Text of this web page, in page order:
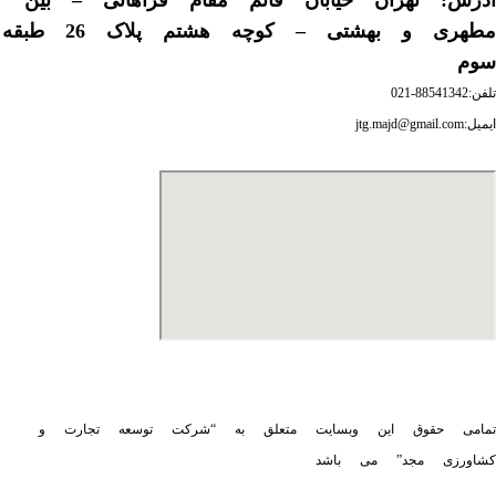
مطهری و بهشتی – کوچه هشتم پلاک 26 طبقه
سوم
تلفن:88541342-021
ایمیل:jtg.majd@gmail.com
تمامی حقوق این وبسایت متعلق به “شرکت توسعه تجارت و
کشاورزی مجد” می باشد